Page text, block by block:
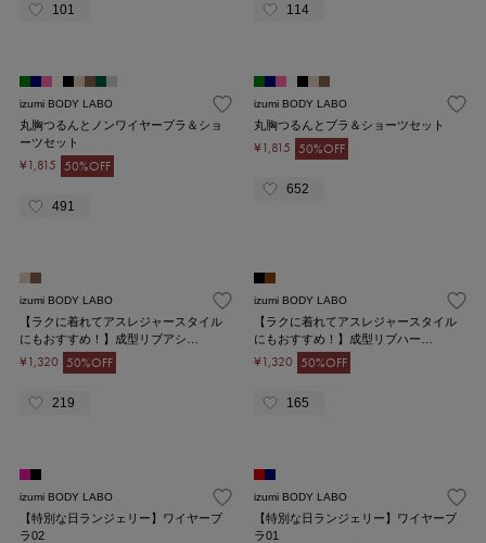
101 114
izumi BODY LABO
丸胸つるんとノンワイヤーブラ＆ショ
ーツセット
¥1,815 50%OFF
491
izumi BODY LABO
丸胸つるんとブラ＆ショーツセット
¥1,815 50%OFF
652
izumi BODY LABO
【ラクに着れてアスレジャースタイル
にもおすすめ！】成型リブアシ…
¥1,320 50%OFF
219
izumi BODY LABO
【ラクに着れてアスレジャースタイル
にもおすすめ！】成型リブハー…
¥1,320 50%OFF
165
izumi BODY LABO
【特別な日ランジェリー】ワイヤーブ
ラ02
izumi BODY LABO
【特別な日ランジェリー】ワイヤーブ
ラ01